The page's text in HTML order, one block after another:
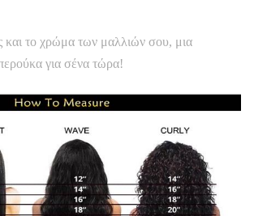
και το χρώμα των μαλλιών σου, μια
για σένα τώρα!